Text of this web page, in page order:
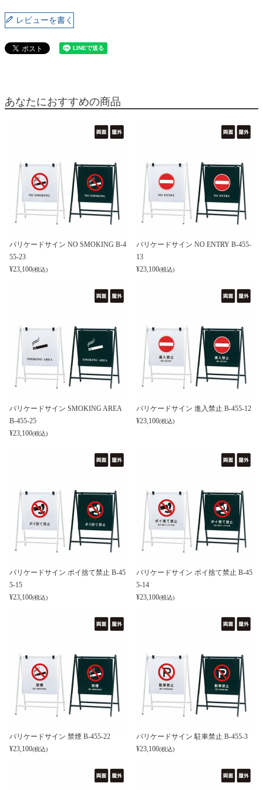
レビューを書く
あなたにおすすめの商品
バリケードサイン NO SMOKING B-4
55-23
¥23,100(税込)
バリケードサイン NO ENTRY B-455-
13
¥23,100(税込)
バリケードサイン SMOKING AREA
B-455-25
¥23,100(税込)
バリケードサイン 進入禁止 B-455-12
¥23,100(税込)
バリケードサイン ポイ捨て禁止 B-45
5-15
¥23,100(税込)
バリケードサイン ポイ捨て禁止 B-45
5-14
¥23,100(税込)
バリケードサイン 禁煙 B-455-22
¥23,100(税込)
バリケードサイン 駐車禁止 B-455-3
¥23,100(税込)